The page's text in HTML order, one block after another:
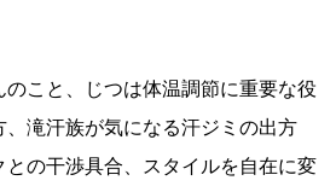
のこと、じつは体温調節に重要な役
滝汗族が気になる汗ジミの出方
の干渉具合、スタイルを自在に変